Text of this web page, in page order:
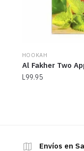
HOOKAH
Al Fakher Two
L99.95
Envíos en